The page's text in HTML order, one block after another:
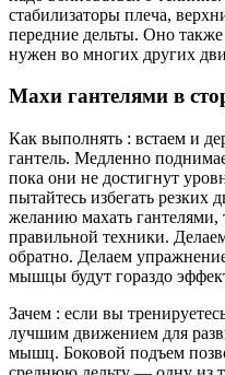
стабилизаторы плеча,
передние дельты. Оно также
нужен во многих других
Махи гантелями в
Как выполнять : встаем и
гантель. Медленно
пока они не достигнут
пытайтесь избегать резких
желанию махать гантелями,
правильной техники.
обратно. Делаем
мышцы будут гораздо
Зачем : если вы
лучшим движением для
мышц. Боковой подъем